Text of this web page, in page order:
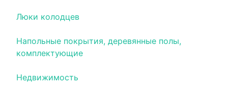
Люки колодцев
Напольные покрытия, деревянные полы,
комплектующие
Недвижимость